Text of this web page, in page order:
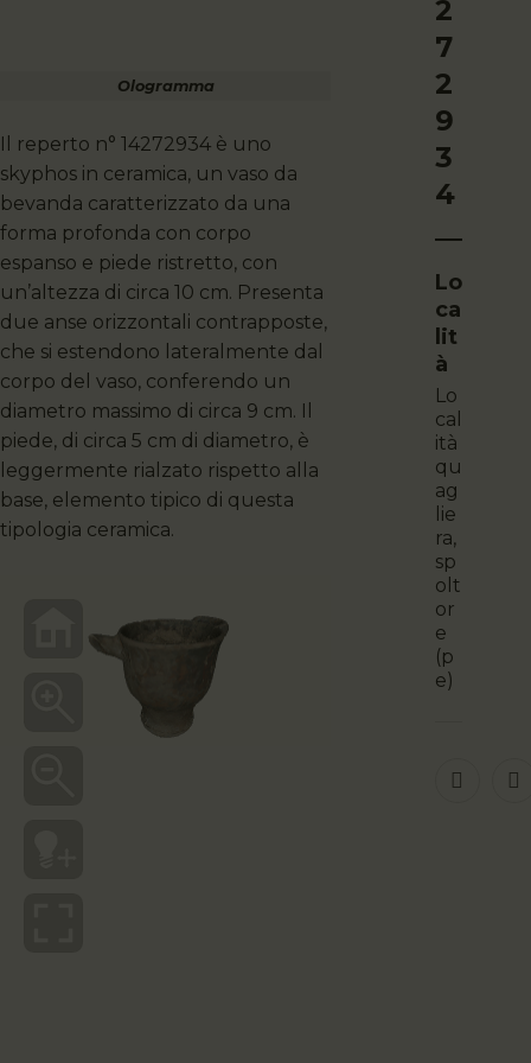
Ologramma
Il reperto n° 14272934 è uno
skyphos in ceramica, un vaso da
bevanda caratterizzato da una
forma profonda con corpo
espanso e piede ristretto, con
un’altezza di circa 10 cm. Presenta
due anse orizzontali contrapposte,
che si estendono lateralmente dal
corpo del vaso, conferendo un
diametro massimo di circa 9 cm. Il
piede, di circa 5 cm di diametro, è
leggermente rialzato rispetto alla
base, elemento tipico di questa
tipologia ceramica.
2
7
2
9
3
4
Lo
Ca
Lit
À
lo
cal
ità
qu
ag
lie
ra,
sp
olt
or
e
(p
e)